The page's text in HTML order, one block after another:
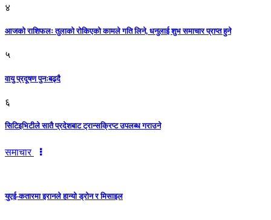
४
आजको राशिफलः तुलाकाे रोकिएको कामले गति लिने, धनुलाई शुभ समाचार प्राप्त हुने
५
वायु प्रदूषण पुनःबढ्दै
६
सिटिइभिटीले सातै प्रदेशबाट ट्रान्सक्रिप्ट उपलब्ध गराउने
समाचार
युएई-कतारमा इरानले हान्यो ड्रोन र मिसाइल